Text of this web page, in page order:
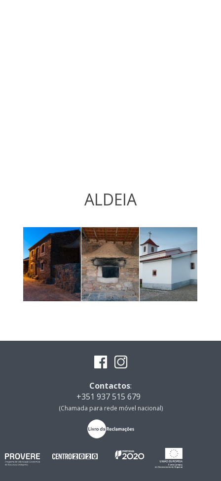
ALDEIA
Contactos:
+351 937 515 679
(Chamada para rede móvel nacional)